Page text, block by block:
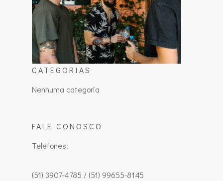
CATEGORIAS
Nenhuma categoria
FALE CONOSCO
Telefones:
(51) 3907-4785 / (51) 99655-8145